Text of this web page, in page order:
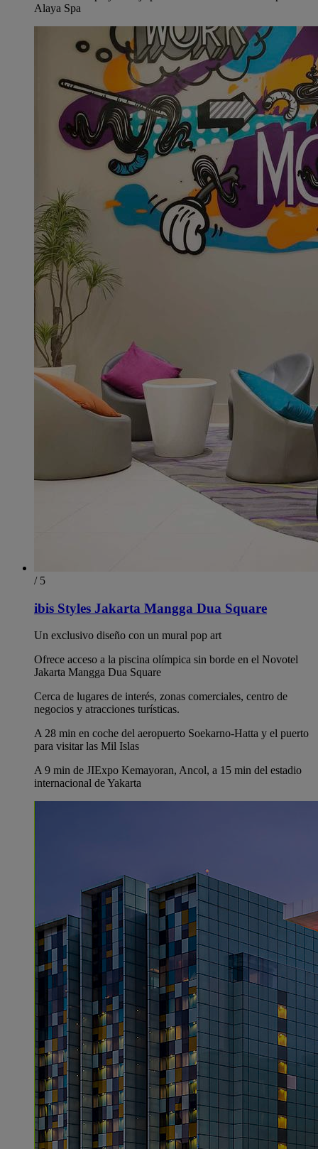
Alaya Spa
/ 5
ibis Styles Jakarta Mangga Dua Square
Un exclusivo diseño con un mural pop art
Ofrece acceso a la piscina olímpica sin borde en el Novotel
Jakarta Mangga Dua Square
Cerca de lugares de interés, zonas comerciales, centro de
negocios y atracciones turísticas.
A 28 min en coche del aeropuerto Soekarno-Hatta y el puerto
para visitar las Mil Islas
A 9 min de JIExpo Kemayoran, Ancol, a 15 min del estadio
internacional de Yakarta